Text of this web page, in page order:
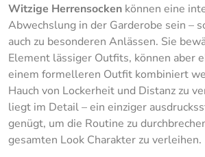
Witzige Herrensocken können eine
Abwechslung in der Garderobe sein –
auch zu besonderen Anlässen. Sie
Element lässiger Outfits, können aber
einem formelleren Outfit kombiniert
Hauch von Lockerheit und Distanz zu
liegt im Detail – ein einziger
genügt, um die Routine zu
gesamten Look Charakter zu verleihen.